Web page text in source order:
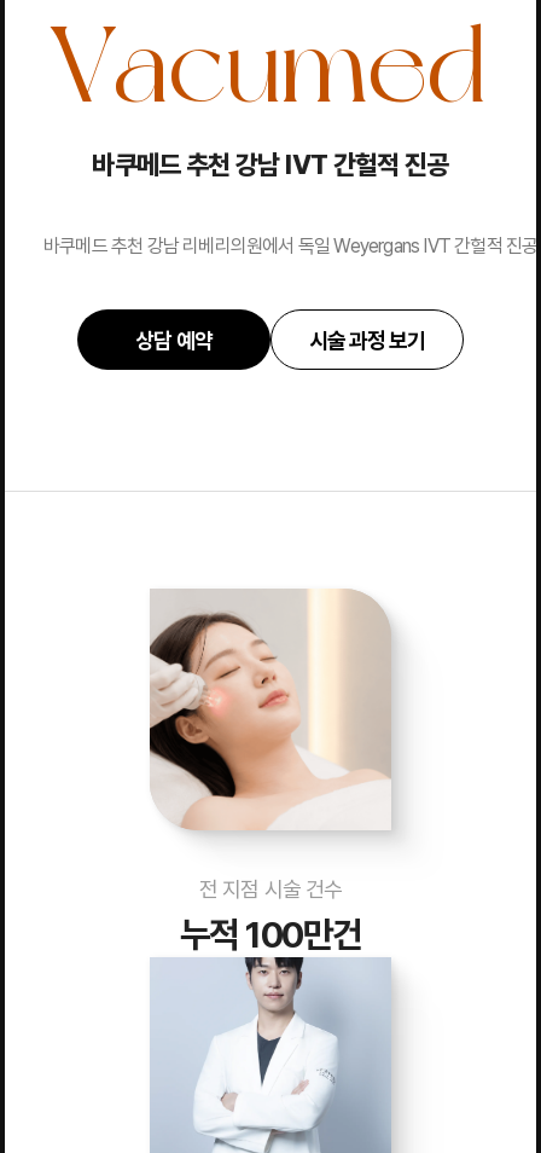
Vacumed
바쿠메드 추천 강남 IVT 간헐적 진공
바쿠메드 추천 강남 리베리의원에서 독일 Weyergans IVT 간헐적 진
상담 예약 시술 과정 보기
전 지점 시술 건수
누적 100만건